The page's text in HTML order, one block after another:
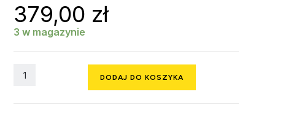
379,00 zł
3 w magazynie
DODAJ DO KOSZYKA